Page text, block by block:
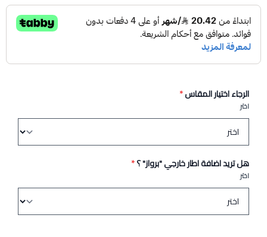
الرجاء اختيار المقاس*
اختر
هل تريد اضافة اطار خارجي "برواز" ؟*
اختر